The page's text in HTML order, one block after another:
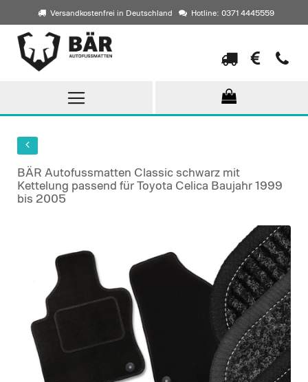
Versandkostenfrei in Deutschland Hotline: 0371 4445559
Direkt
zum
Inhalt
BÄR Autofussmatten Classic schwarz mit
Kettelung passend für Toyota Celica Baujahr 1999
bis 2005
images
gallery